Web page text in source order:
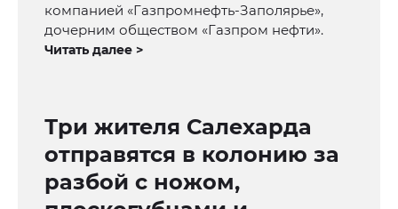
компанией «Газпромнефть-Заполярье»,
дочерним обществом «Газпром нефти».
Читать далее >
Три жителя Салехарда
отправятся в колонию за
разбой с ножом,